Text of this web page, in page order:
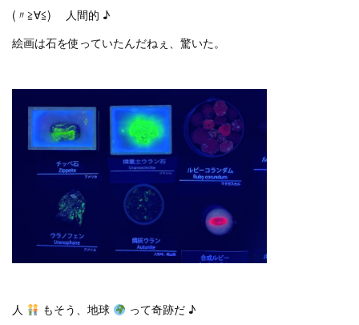
(〃≧∀≦)ゞ 人間的 ♪
絵画は石を使っていたんだねぇ、驚いた。
人 もそう、地球
って奇跡だ ♪